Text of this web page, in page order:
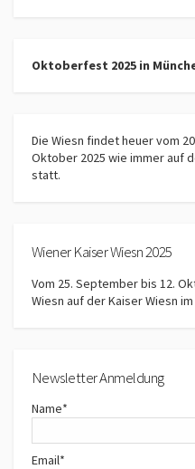
Oktoberfest 2025 in
Die Wiesn findet heuer vom
Oktober 2025 wie immer auf
statt.
Wiener Kaiser Wiesn 2025
Vom 25. September bis 12.
Wiesn auf der Kaiser Wiesn
Newsletter Anmeldung
Name*
Email*